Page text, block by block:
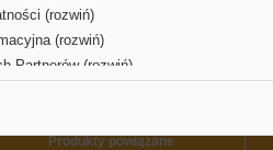
Produkty powiązane
(rozwiń)
(rozwiń)
Partnerów (rozwiń)